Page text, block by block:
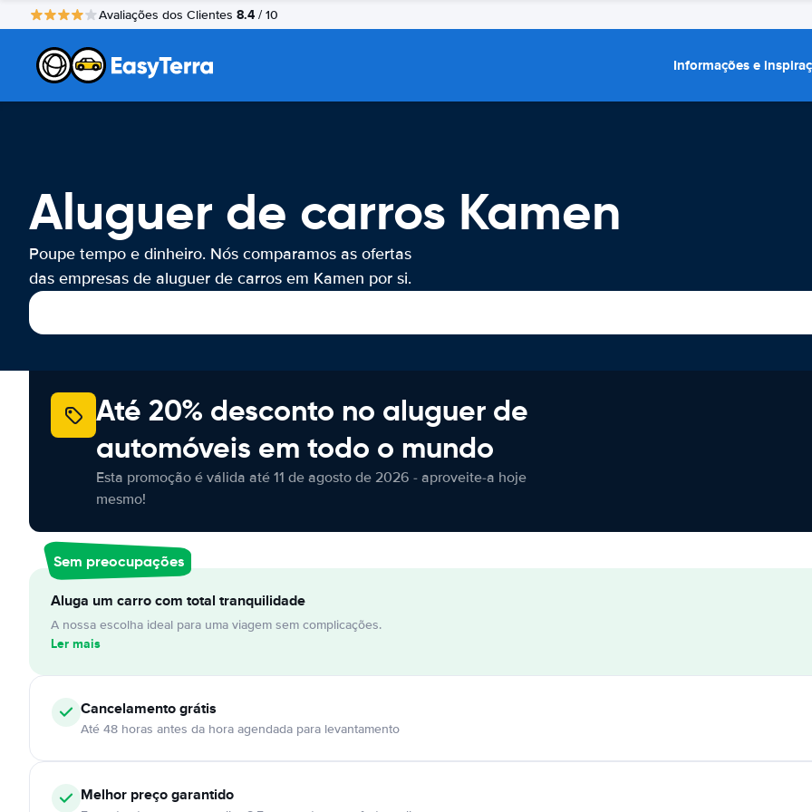
Avaliações dos Clientes 8.4 / 10
Informações e
Aluguer de carros Kamen
Poupe tempo e dinheiro. Nós comparamos as ofertas
das empresas de aluguer de carros em Kamen por si.
Até 20% desconto no aluguer de
automóveis em todo o mundo
Esta promoção é válida até 11 de agosto de 2026 - aproveite-a hoje
mesmo!
Sem preocupações
Aluga um carro com total tranquilidade
A nossa escolha ideal para uma viagem sem complicações.
Ler mais
Cancelamentográtis
Até 48 horas antes da hora agendada para levantamento
Melhor preço garantido